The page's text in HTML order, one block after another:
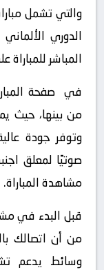
والتي تشمل
الدوري
المباشر للمباراة
في صفحة
من بينها، حيث
وتوفر جودة
صوتيًا لمعلق
مشاهدة المباراة.
قبل البدء في
من أن اتصالك
وسائط يدعم